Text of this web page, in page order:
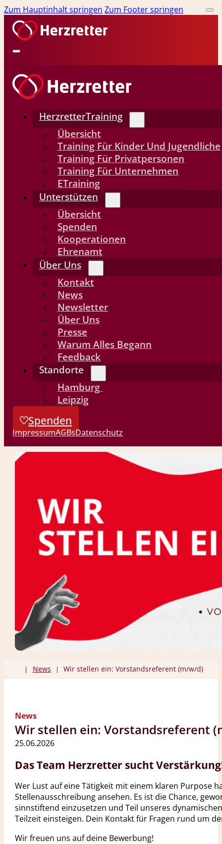
Zum Hauptinhalt springen Zum Footer springen
HerzretterTraining
Übersicht
Training Für Kinder Und Jugendliche
Training Für Privatpersonen
Training Für Unternehmen
ETraining
Unterstützen
Übersicht
Spenden
Kooperationen
Ehrenamt
Über Uns
Kontakt
News
Newsletter
Über Uns
Presse
Warum Alles Begann
Feedback
Standorte
Hamburg
Leipzig
Spenden
ImpressumAGBsDatenschutz
| News | Wir stellen ein: Vorstandsreferent (m/w/d)
News
Wir stellen ein: Vorstandsreferent
25.06.2026
Das Team Herzretter sucht
Wer Lust auf eine Tätigkeit mit einem klaren Purpose
Stellenausschreibung ansehen. Es ist die Chance,
sinnstiftend einzusetzen und Teil unseres
Teilzeit einsteigen. Dein Kontakt für Fragen rund um
Wir freuen uns auf deine Bewerbung!